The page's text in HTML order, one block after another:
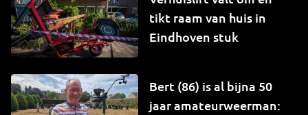
tikt raam van huis in
Eindhoven stuk
Bert (86) is al bijna 50
jaar amateurweerman: